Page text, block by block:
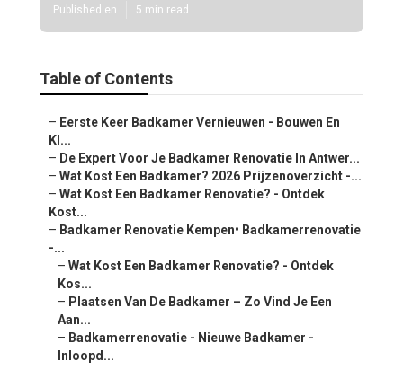
Published en 5 min read
Table of Contents
– Eerste Keer Badkamer Vernieuwen - Bouwen En
Kl...
– De Expert Voor Je Badkamer Renovatie In Antwer...
– Wat Kost Een Badkamer? 2026 Prijzenoverzicht -...
– Wat Kost Een Badkamer Renovatie? - Ontdek
Kost...
– Badkamer Renovatie Kempen• Badkamerrenovatie
-...
– Wat Kost Een Badkamer Renovatie? - Ontdek
Kos...
– Plaatsen Van De Badkamer – Zo Vind Je Een
Aan...
– Badkamerrenovatie - Nieuwe Badkamer -
Inloopd...